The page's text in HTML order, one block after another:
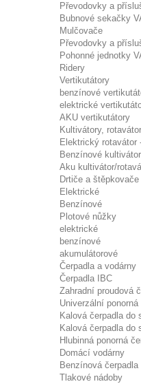
Převodovky a
Bubnové sekačky
Mulčovače
Převodovky a
Pohonné jednotky
Ridery
Vertikutátory
benzínové
elektrické
AKU vertikutátory
Kultivátory,
Elektrický rotavátor
Benzínové
Aku kultivátor/
Drtiče a štěpkovače
Elektrické
Benzínové
Plotové nůžky
elektrické
benzínové
akumulátorové
Čerpadla a vodárny
Čerpadla IBC
Zahradní proudová
Univerzální
Kalová čerpadla do
Kalová čerpadla do
Hlubinná ponorná
Domácí vodárny
Benzínová čerpadla
Tlakové nádoby